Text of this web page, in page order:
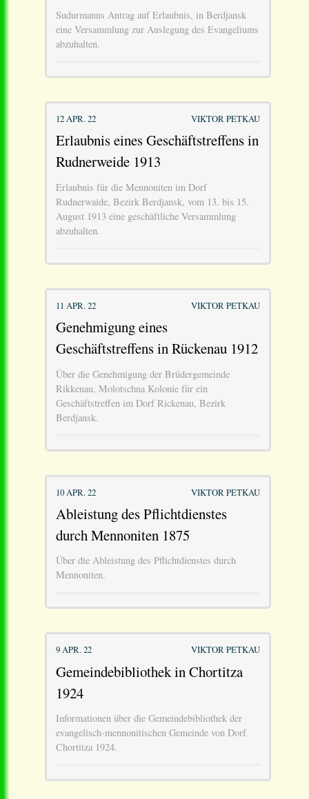
Sudurmanns Antrag auf Erlaubnis, in Berdjansk
eine Versammlung zur Auslegung des Evangeliums
abzuhalten.
12 APR. 22 VIKTOR PETKAU
Erlaubnis eines Geschäftstreffens in
Rudnerweide 1913
Erlaubnis für die Mennoniten im Dorf
Rudnerwaide, Bezirk Berdjansk, vom 13. bis 15.
August 1913 eine geschäftliche Versammlung
abzuhalten.
11 APR. 22 VIKTOR PETKAU
Genehmigung eines
Geschäftstreffens in Rückenau 1912
Über die Genehmigung der Brüdergemeinde
Rikkenau, Molotschna Kolonie für ein
Geschäftstreffen im Dorf Rickenau, Bezirk
Berdjansk.
10 APR. 22 VIKTOR PETKAU
Ableistung des Pflichtdienstes
durch Mennoniten 1875
Über die Ableistung des Pflichtdienstes durch
Mennoniten.
9 APR. 22 VIKTOR PETKAU
Gemeindebibliothek in Chortitza
1924
Informationen über die Gemeindebibliothek der
evangelisch-mennonitischen Gemeinde von Dorf
Chortitza 1924.